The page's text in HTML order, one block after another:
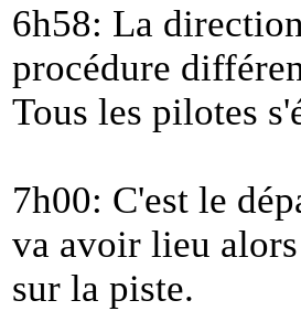
6h58: La
procédure
Tous les pilotes
7h00: C'est le
va avoir lieu
sur la piste.